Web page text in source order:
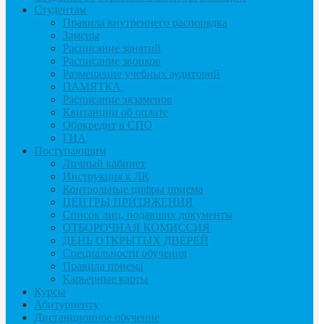
Студентам
Правила внутреннего распорядка
Замены
Расписание занятий
Расписание звонков
Размещение учебных аудиторий
ПАМЯТКА
Расписание экзаменов
Квитанции об оплате
Обркредит в СПО
ГИА
Поступающим
Личный кабинет
Инструкция к ЛК
Контрольные цифры приема
ЦЕНТРЫ ПРИТЯЖЕНИЯ
Список лиц, подавших документы
ОТБОРОЧНАЯ КОМИССИЯ
ДЕНЬ ОТКРЫТЫХ ДВЕРЕЙ
Специальности обучения
Правила приема
Карьерные карты
Курсы
Абитуриенту
Дистанционное обучение